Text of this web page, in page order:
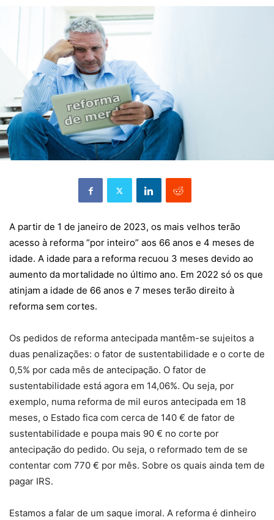
A partir de 1 de janeiro de 2023, os mais velhos terão
acesso à reforma “por inteiro” aos 66 anos e 4 meses de
idade. A idade para a reforma recuou 3 meses devido ao
aumento da mortalidade no último ano. Em 2022 só os que
atinjam a idade de 66 anos e 7 meses terão direito à
reforma sem cortes.
Os pedidos de reforma antecipada mantêm-se sujeitos a
duas penalizações: o fator de sustentabilidade e o corte de
0,5% por cada mês de antecipação. O fator de
sustentabilidade está agora em 14,06%. Ou seja, por
exemplo, numa reforma de mil euros antecipada em 18
meses, o Estado fica com cerca de 140 € de fator de
sustentabilidade e poupa mais 90 € no corte por
antecipação do pedido. Ou seja, o reformado tem de se
contentar com 770 € por mês. Sobre os quais ainda tem de
pagar IRS.
Estamos a falar de um saque imoral. A reforma é dinheiro